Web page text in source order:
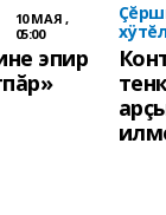
10 МАЯ ,
05:00
эпир